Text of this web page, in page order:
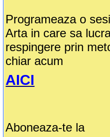
Programeaza o
Arta in care sa
respingere prin
chiar acum
AICI
Aboneaza-te la